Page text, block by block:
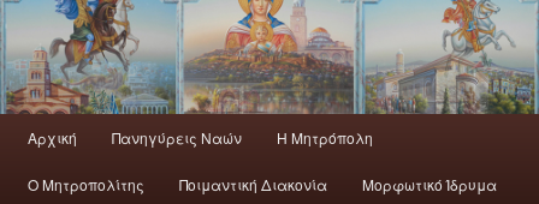
Αρχική Πανηγύρεις Ναών H Mητρόπολη
Ο Mητροπολίτης Ποιμαντική Διακονία Μορφωτικό Ίδρυμα